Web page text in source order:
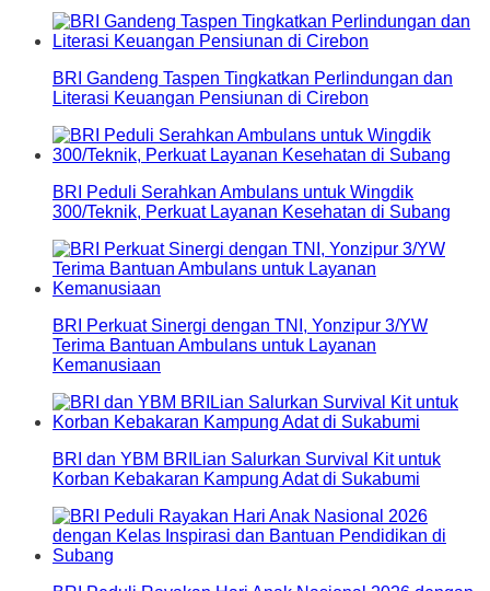
BRI Gandeng Taspen Tingkatkan Perlindungan dan
Literasi Keuangan Pensiunan di Cirebon
BRI Peduli Serahkan Ambulans untuk Wingdik
300/Teknik, Perkuat Layanan Kesehatan di Subang
BRI Perkuat Sinergi dengan TNI, Yonzipur 3/YW
Terima Bantuan Ambulans untuk Layanan
Kemanusiaan
BRI dan YBM BRILian Salurkan Survival Kit untuk
Korban Kebakaran Kampung Adat di Sukabumi